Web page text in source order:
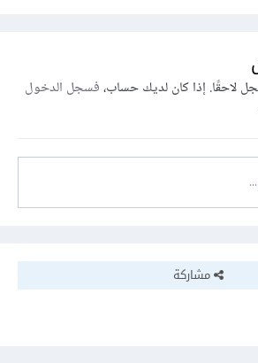
لاحقًا. إذا كان لديك حساب،فسجل الدخول
مشاركة